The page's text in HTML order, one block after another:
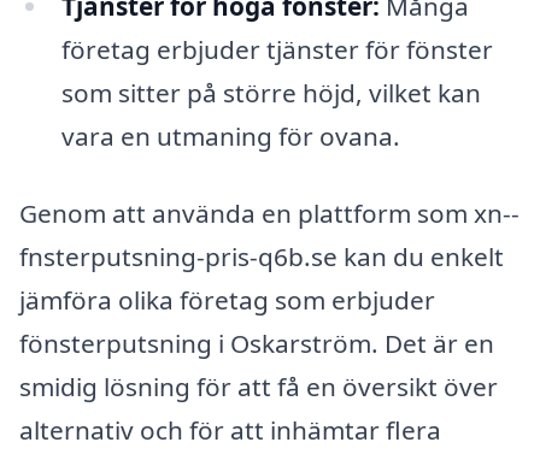
företag erbjuder tjänster för fönster
som sitter på större höjd, vilket kan
vara en utmaning för ovana.
Genom att använda en plattform som xn--
fnsterputsning-pris-q6b.se kan du enkelt
jämföra olika företag som erbjuder
fönsterputsning i Oskarström. Det är en
smidig lösning för att få en översikt över
alternativ och för att inhämtar flera